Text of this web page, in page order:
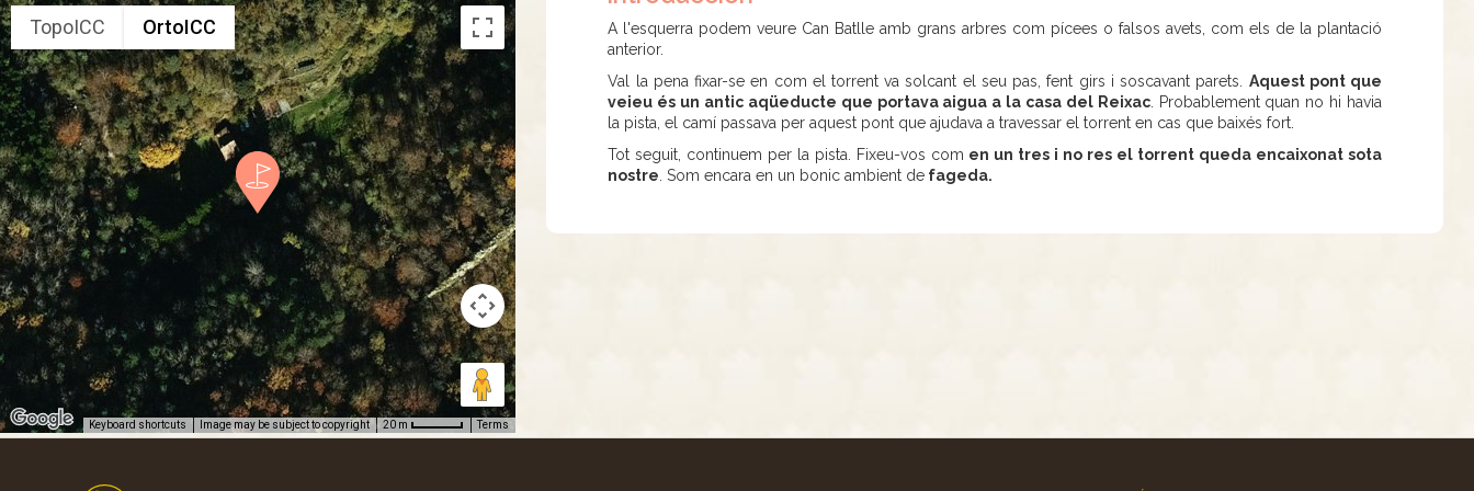
TopoICC OrtoICC
Keyboard shortcuts Image may be subject to copyright 20 m Terms
A l'esquerra podem veure Can Batlle amb grans arbres com pícees o falsos avets, com els de la plantació
anterior.
Val la pena fixar-se en com el torrent va solcant el seu pas, fent girs i soscavant parets. Aquest pont que
veieu és un antic aqüeducte que portava aigua a la casa del Reixac. Probablement quan no hi havia
la pista, el camí passava per aquest pont que ajudava a travessar el torrent en cas que baixés fort.
Tot seguit, continuem per la pista. Fixeu-vos com en un tres i no res el torrent queda encaixonat sota
nostre . Som encara en un bonic ambient de fageda.